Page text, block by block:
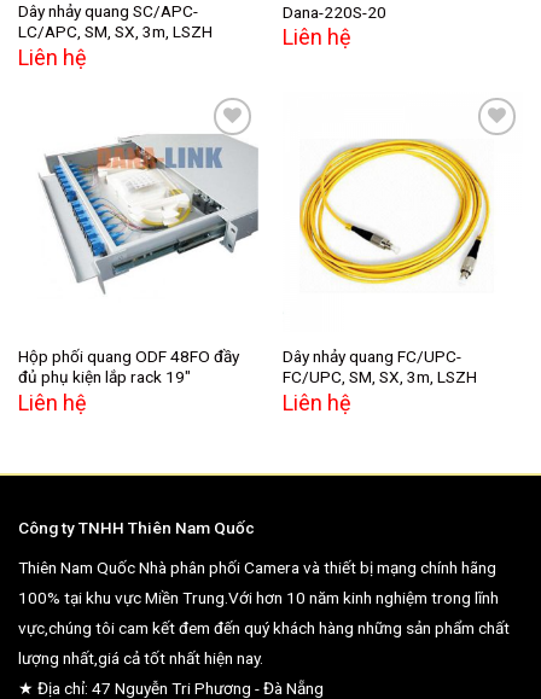
Dây nhảy quang SC/APC-
LC/APC, SM, SX, 3m, LSZH
Liên hệ
Dana-220S-20
Liên hệ
Add to
wishlist
Hộp phối quang ODF 48FO đầy
đủ phụ kiện lắp rack 19″
Liên hệ
Add to
wishlist
Dây nhảy quang FC/UPC-
FC/UPC, SM, SX, 3m, LSZH
Liên hệ
Công ty TNHH Thiên Nam Quốc
Thiên Nam Quốc Nhà phân phối Camera và thiết bị mạng chính hãng
100% tại khu vực Miền Trung.Với hơn 10 năm kinh nghiệm trong lĩnh
vực,chúng tôi cam kết đem đến quý khách hàng những sản phẩm chất
lượng nhất,giá cả tốt nhất hiện nay.
★ Địa chỉ: 47 Nguyễn Tri Phương - Đà Nẵng